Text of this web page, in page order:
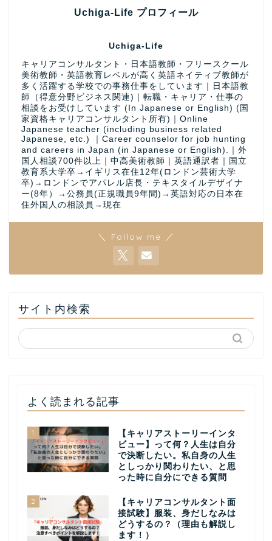
Uchiga-Life プロフィール
Uchiga-Life
キャリアコンサルタント・日本語教師・フリースクール
美術教師・英語教育レベルが高く英語ネイティブ教師が
多く活躍する学校での事務仕事をしています｜日本語教
師（得意分野ビジネス関連)｜転職・キャリア・仕事の
相談をお受けしています (In Japanese or English) (国
家資格キャリアコンサルタント所有)｜Online
Japanese teacher (including business related
Japanese, etc.) ｜Career counselor for job hunting
and careers in Japan (in Japanese or English).｜外
国人相談700件以上｜中高美術教師｜英語通訳者｜国立
教育系大学卒→イギリス在住12年(ロンドン芸術大学
卒)→ロンドンでアパレル店長・テキスタイルデザイナ
ー(8年）→公務員(正規職員9年間)→英語対応の日本在
住外国人の相談員→現在
＼ Follow me ／
サイト内検索
よく読まれる記事
1
【キャリアストーリーインタ
ビュー】って何？人生は自分
で決断したい。私自身の人生
としっかり関わりたい、と思
った時に自分にできる質問
2
【キャリアコンサルタント面
接試験】服装、身だしなみは
どうするの？（理由も解説し
ます！）